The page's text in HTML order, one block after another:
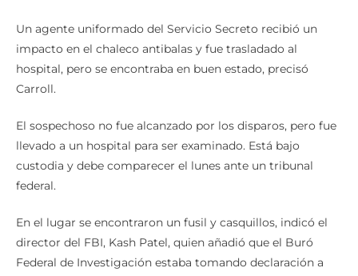
Un agente uniformado del Servicio Secreto recibió un
impacto en el chaleco antibalas y fue trasladado al
hospital, pero se encontraba en buen estado, precisó
Carroll.
El sospechoso no fue alcanzado por los disparos, pero fue
llevado a un hospital para ser examinado. Está bajo
custodia y debe comparecer el lunes ante un tribunal
federal.
En el lugar se encontraron un fusil y casquillos, indicó el
director del FBI, Kash Patel, quien añadió que el Buró
Federal de Investigación estaba tomando declaración a